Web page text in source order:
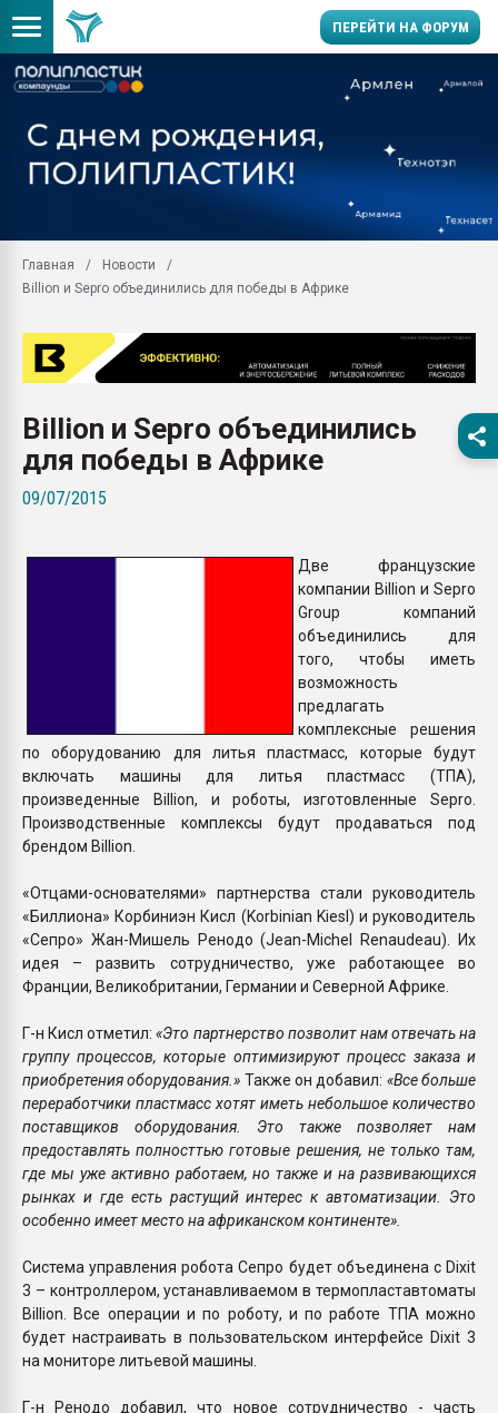
ПЕРЕЙТИ НА ФОРУМ
Вакуум-формовочные
28.07.2026
Всё, что касается
бутылок
Материал поверхности
вакуумного
ПЕРЕЙТИ НА
Главная
Новости
Billion и Sepro объединились для победы в Африке
Billion и Sepro объединились
для победы в Африке
09/07/2015
Две французские
компании Billion и Sepro
Group компаний
объединились для
того, чтобы иметь
возможность
предлагать
комплексные решения
по оборудованию для литья пластмасс, которые будут
включать машины для литья пластмасс (ТПА),
произведенные Billion, и роботы, изготовленные Sepro.
Производственные комплексы будут продаваться под
брендом Billion.
«Отцами-основателями» партнерства стали руководитель
«Биллиона» Корбиниэн Кисл (Korbinian Kiesl) и руководитель
«Сепро» Жан-Мишель Ренодо (Jean-Michel Renaudeau). Их
идея – развить сотрудничество, уже работающее во
Франции, Великобритании, Германии и Северной Африке.
Г-н Кисл отметил:«Это партнерство позволит нам отвечать на
группу процессов, которые оптимизируют процесс заказа и
приобретения оборудования.» Также он добавил: «Все больше
переработчики пластмасс хотят иметь небольшое количество
поставщиков оборудования. Это также позволяет нам
предоставлять полносттью готовые решения, не только там,
где мы уже активно работаем, но также и на развивающихся
рынках и где есть растущий интерес к автоматизации. Это
особенно имеет место на африканском континенте».
Система управления робота Сепро будет объединена с Dixit
3 – контроллером, устанавливаемом в термопластавтоматы
Billion. Все операции и по роботу, и по работе ТПА можно
будет настраивать в пользовательском интерфейсе Dixit 3
на мониторе литьевой машины.
Г-н Ренодо добавил, что новое сотрудничество - часть